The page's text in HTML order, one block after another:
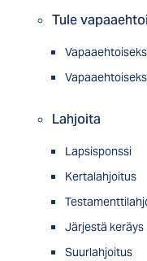
Tule
Lahjoita
Lapsisponssi
Kertalahjoitus
Järjestä keräys
Suurlahjoitus